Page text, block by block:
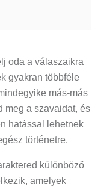
oda a válaszaikra
gyakran többféle
más-más
meg a szavaidat, és
hatással lehetnek
történetre.
különböző
amelyek